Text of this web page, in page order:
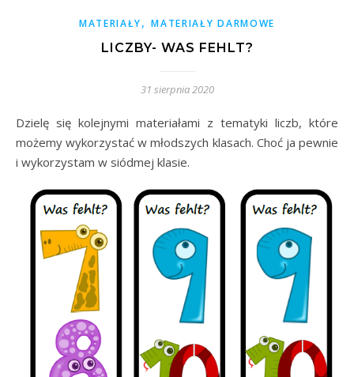
MATERIAŁY,MATERIAŁY DARMOWE
LICZBY- WAS FEHLT?
31 sierpnia 2020
Dzielę się kolejnymi materiałami z tematyki liczb, które
możemy wykorzystać w młodszych klasach. Choć ja pewnie
i wykorzystam w siódmej klasie.